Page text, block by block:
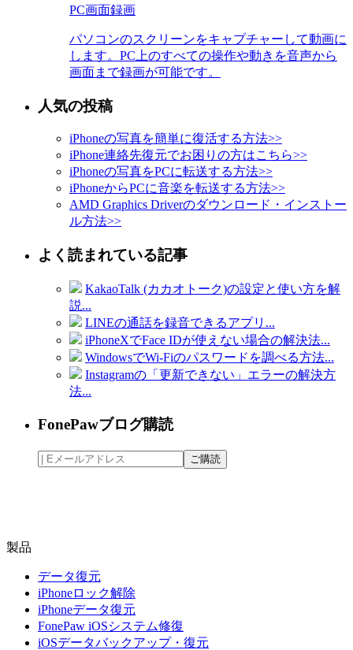
PC画面録画
パソコンのスクリーンをキャプチャーして動画に
します。PC上のすべての操作や動きを音声から
画面まで録画が可能です。
人気の投稿
iPhoneの写真を簡単に復活する方法>>
iPhone連絡先復元でお困りの方はこちら>>
iPhoneの写真をPCに転送する方法>>
iPhoneからPCに音楽を転送する方法>>
AMD Graphics Driverのダウンロード・インストー
ル方法>>
よく読まれている記事
KakaoTalk (カカオトーク)の設定と使い方を解
説...
LINEの通話を録音できるアプリ...
iPhoneXでFace IDが使えない場合の解決法...
WindowsでWi-Fiのパスワードを調べる方法...
Instagramの「更新できない」エラーの解決方
法...
FonePawブログ購読
製品
データ復元
iPhoneロック解除
iPhoneデータ復元
FonePaw iOSシステム修復
iOSデータバックアップ・復元